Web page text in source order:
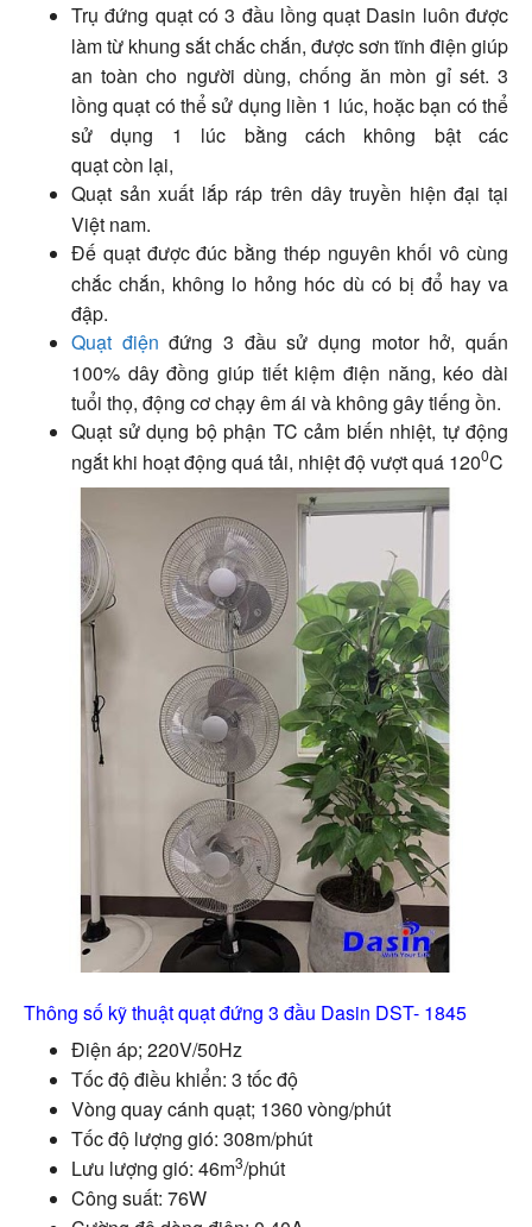
Trụ đứng quạt có 3 đầu lồng quạt Dasin luôn được
làm từ khung sắt chắc chắn, được sơn tĩnh điện giúp
an toàn cho người dùng, chống ăn mòn gỉ sét. 3
lồng quạt có thể sử dụng liền 1 lúc, hoặc bạn có thể
sử dụng 1 lúc bằng cách không bật các
quạt còn lại,
Quạt sản xuất lắp ráp trên dây truyền hiện đại tại
Việt nam.
Đế quạt được đúc bằng thép nguyên khối vô cùng
chắc chắn, không lo hỏng hóc dù có bị đổ hay va
đập.
Quạt điện đứng 3 đầu sử dụng motor hở, quấn
100% dây đồng giúp tiết kiệm điện năng, kéo dài
tuổi thọ, động cơ chạy êm ái và không gây tiếng ồn.
Quạt sử dụng bộ phận TC cảm biến nhiệt, tự động
ngắt khi hoạt động quá tải, nhiệt độ vượt quá 1200C
Thông số kỹ thuật quạt đứng 3 đầu Dasin DST- 1845
Điện áp; 220V/50Hz
Tốc độ điều khiển: 3 tốc độ
Vòng quay cánh quạt; 1360 vòng/phút
Tốc độ lượng gió: 308m/phút
Lưu lượng gió: 46m3/phút
Công suất: 76W